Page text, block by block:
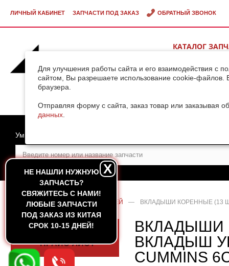
Для улучшения работы сайта и его взаимодействия с
сайтом, Вы разрешаете использование cookie-файлов.
браузера.
Отправляя форму с сайта, заказ товар или заказывая
данных
ЛИЧНЫЙ КАБИНЕТ ЗАПЧАСТИ ПОД ЗАКАЗ ОБРАТНЫЙ ЗВОНОК
КАТАЛОГ
НЕ НАШЛИ НУЖНУЮ
ЗАПЧАСТЬ?
CВЯЖИТЕСЬ С НАМИ!
ЛЮБЫЕ ЗАПЧАСТИ
ПОД ЗАКАЗ ИЗ КИТАЯ
СРОК 10-15 ДНЕЙ!
X
Умный поиск
ГЛАВНАЯ — КАТАЛОГ ЗАПЧАСТЕЙ — ВКЛАДЫШИ КОРЕННЫЕ (13
СКАЧАТЬ
ПРАЙС-ЛИСТ
ВКЛАДЫШИ
ВКЛАДЫШ
CUMMINS